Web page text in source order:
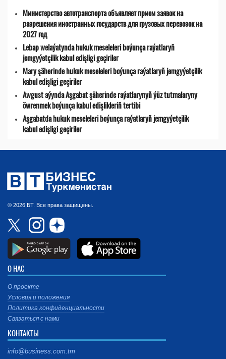
Министерство автотранспорта объявляет прием заявок на
разрешения иностранных государств для грузовых перевозок на
2027 год
Lebap welaýatynda hukuk meseleleri boýunça raýatlaryň
jemgyýetçilik kabul edişligi geçiriler
Mary şäherinde hukuk meseleleri boýunça raýatlaryň jemgyýetçilik
kabul edişligi geçiriler
Awgust aýynda Aşgabat şäherinde raýatlarynyň ýüz tutmalaryny
öwrenmek boýunça kabul edişlikleriň tertibi
Aşgabatda hukuk meseleleri boýunça raýatlaryň jemgyýetçilik
kabul edişligi geçiriler
© 2026 БТ. Все права защищены.
О НАС
О проекте
Условия и положения
Политика конфиденциальности
Связаться с нами
КОНТАКТЫ
info@business.com.tm